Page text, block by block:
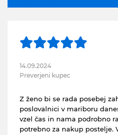
14.09.2024
Preverjeni kupec
Z ženo bi se rada posebej
poslovalnici v mariboru
vzel čas in nama podrobno
potrebno za nakup postelje.